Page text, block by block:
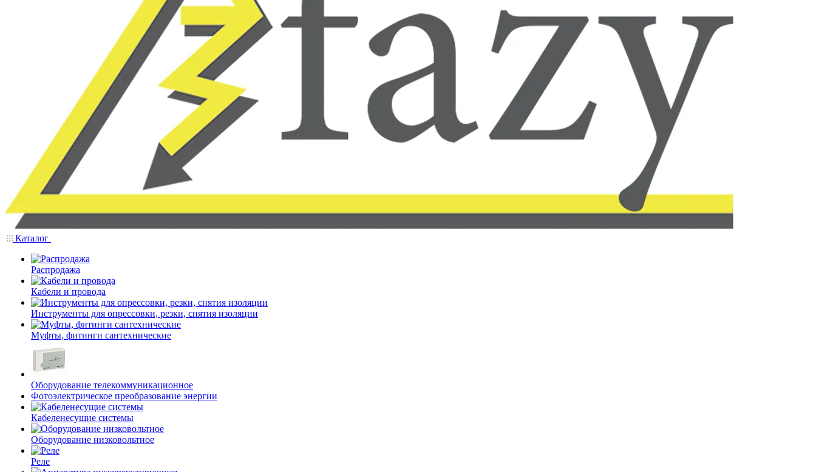
Каталог
Распродажа
Кабели и провода
Инструменты для опрессовки, резки, снятия изоляции
Муфты, фитинги сантехнические
Оборудование телекоммуникационное
Фотоэлектрическое преобразование энергии
Кабеленесущие системы
Оборудование низковольтное
Реле